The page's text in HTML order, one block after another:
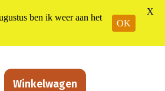
Winkelwagen
ben ik weer aan het
OK
X